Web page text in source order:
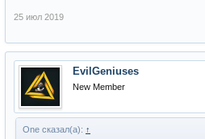
25 июл 2019
EvilGeniuses
New Member
One сказал(а): ↑